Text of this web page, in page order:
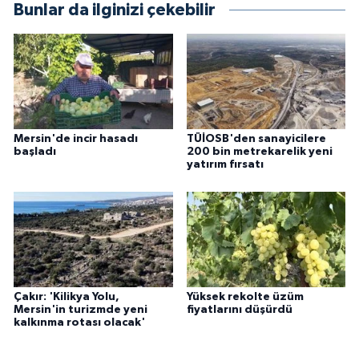
Bunlar da ilginizi çekebilir
Mersin'de incir hasadı
başladı
TÜİOSB'den sanayicilere
200 bin metrekarelik yeni
yatırım fırsatı
Çakır: 'Kilikya Yolu,
Mersin'in turizmde yeni
kalkınma rotası olacak'
Yüksek rekolte üzüm
fiyatlarını düşürdü